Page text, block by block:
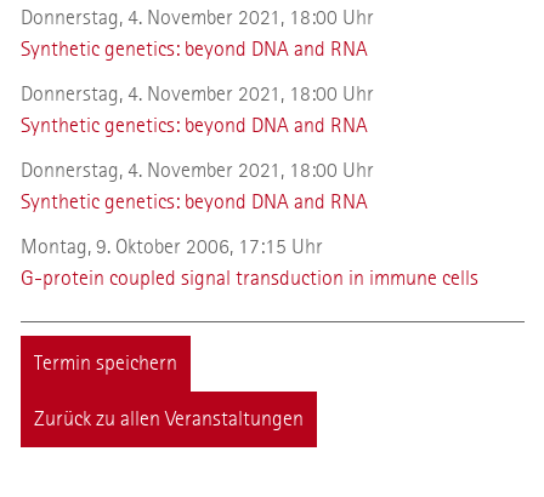
Donnerstag, 4. November 2021, 18:00 Uhr
Synthetic genetics: beyond DNA and RNA
Donnerstag, 4. November 2021, 18:00 Uhr
Synthetic genetics: beyond DNA and RNA
Donnerstag, 4. November 2021, 18:00 Uhr
Synthetic genetics: beyond DNA and RNA
Montag, 9. Oktober 2006, 17:15 Uhr
G-protein coupled signal transduction in immune cells
Termin speichern
Zurück zu allen Veranstaltungen